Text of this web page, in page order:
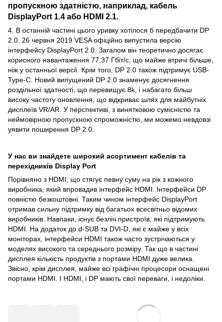
пропускною здатністю, наприклад, кабель
DisplayPort 1.4 або HDMI 2.1.
4. В останній частині цього уривку хотілося б передбачити DP
2.0. 26 червня 2019 VESA офіційно випустила версію
інтерфейсу DisplayPort 2.0. Загалом він теоретично досягає
корисного навантаження 77,37 Гбіт/с, що майже втричі більше,
ніж у останньої версії. Крім того, DP 2.0 також підтримує USB-
Type-C. Новий випущений DP 2.0 знаменує досягнення
роздільної здатності, що перевищує 8k, і набагато більш
високу частоту оновлення, що відкриває шлях для майбутніх
дисплеїв VR/AR. У перспективі, з винятковою сумісністю та
неймовірною пропускною спроможністю, ми можемо невдовзі
уявити поширення DP 2.0.
У нас ви знайдете широкий асортимент кабелів та
перехідників Display Port
Порівняно з HDMI, що стягує певну суму на рік з кожного
виробника, який впровадив інтерфейс HDMI. Інтерфейси DP
повністю безкоштовні. Таким чином інтерфейс DisplayPort
отримав сильну підтримку від багатьох всесвітньо відомих
виробників. Навпаки, існує безліч пристроїв, які підтримують
HDMI. На додаток до d-SUB та DVI-D, які є майже у всіх
моніторах, інтерфейси HDMI також часто зустрічаються у
моделях високого та середнього розміру. Так що в частині
дисплея кількість продуктів з портами HDMI дуже велика.
Звісно, крім дисплея, майже всі графічні процесори оснащені
портами HDMI. І HDMI, і DP мають свої переваги, і недоліки.